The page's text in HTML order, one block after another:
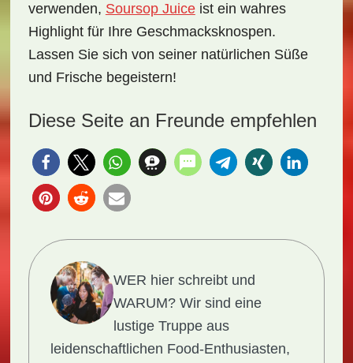
verwenden, Soursop Juiceist ein wahres
Highlight für Ihre Geschmacksknospen.
Lassen Sie sich von seiner natürlichen Süße
und Frische begeistern!
Diese Seite an Freunde empfehlen
WER hier schreibt und
WARUM?Wir sind eine
lustige Truppe aus
leidenschaftlichen Food-Enthusiasten,